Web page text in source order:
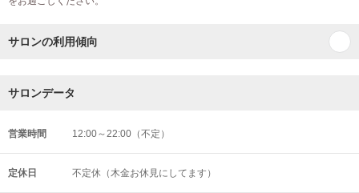
サロンの利用傾向
サロンデータ
営業時間 12:00～22:00（不定）
定休日 不定休（木金お休見にしてます）